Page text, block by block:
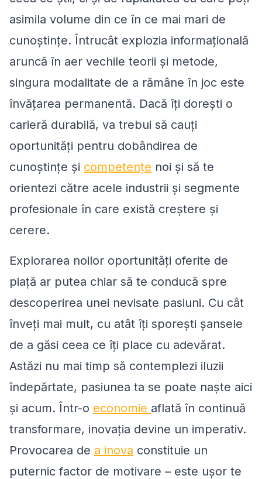
asimila volume din ce în ce mai mari de
cunoștințe. Întrucât explozia informațională
aruncă în aer vechile teorii și metode,
singura modalitate de a rămâne în joc este
învățarea permanentă. Dacă îți dorești o
carieră durabilă, va trebui să cauți
oportunități pentru dobândirea de
cunoștințe și competențe noi și să te
orientezi către acele industrii și segmente
profesionale în care există creștere și
cerere.
Explorarea noilor oportunități oferite de
piață ar putea chiar să te conducă spre
descoperirea unei nevisate pasiuni. Cu cât
înveți mai mult, cu atât îți sporești șansele
de a găsi ceea ce îți place cu adevărat.
Astăzi nu mai timp să contemplezi iluzii
îndepărtate, pasiunea ta se poate naște aici
și acum. Într-o economie aflată în continuă
transformare, inovația devine un imperativ.
Provocarea de a inova constituie un
puternic factor de motivare – este ușor te